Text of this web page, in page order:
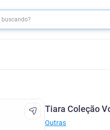
Tiara Coleção
Outras